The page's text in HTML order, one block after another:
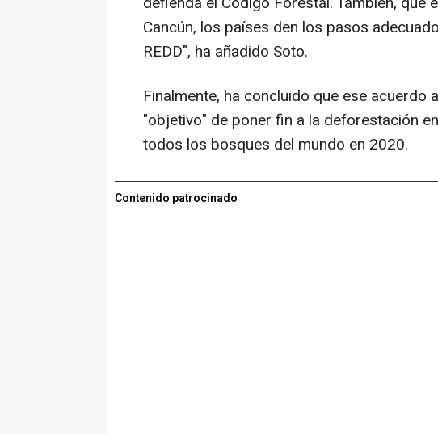
Cancún, los países den los pasos
REDD", ha añadido Soto.
Finalmente, ha concluido que ese acuerdo
"objetivo" de poner fin a la deforestación
todos los bosques del mundo en 2020.
Contenido patrocinado